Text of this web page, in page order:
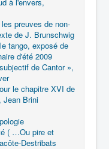
preuves de non-
de J. Brunschwig
tango, exposé de
d'été 2009
de Cantor »,
le chapitre XVI de
Jean Brini
( …Ou pire et
Destribats